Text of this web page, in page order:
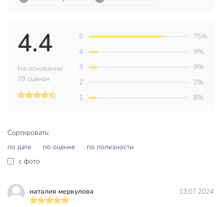
Вес в упаковке
Сортировать:
по дате
по оценке
по полезности
c фото
наталия меркулова 13.07.2024
4.4
На основании
79 оценок
5
75%
4
9%
3
9%
2
0%
1
8%